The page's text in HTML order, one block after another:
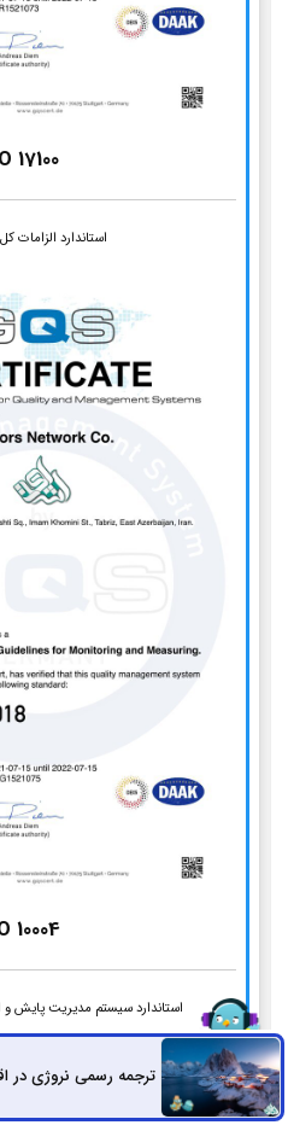
17100
استاندارد الزامات
10004
استاندارد سیستم مدیریت پایش
مراحل انجام ترجمه رسمی
ترجمه رسمی نروژی درراه های ارتباطی